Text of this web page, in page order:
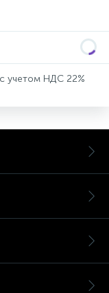
с учетом НДС 22%